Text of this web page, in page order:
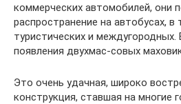
коммерческих автомобилей, они
распространение на автобусах, в
туристических и
появления двухмас-совых
Это очень удачная, широко
конструкция, ставшая на многие